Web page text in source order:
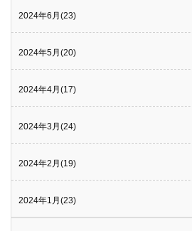
2024年6月(23)
2024年5月(20)
2024年4月(17)
2024年3月(24)
2024年2月(19)
2024年1月(23)